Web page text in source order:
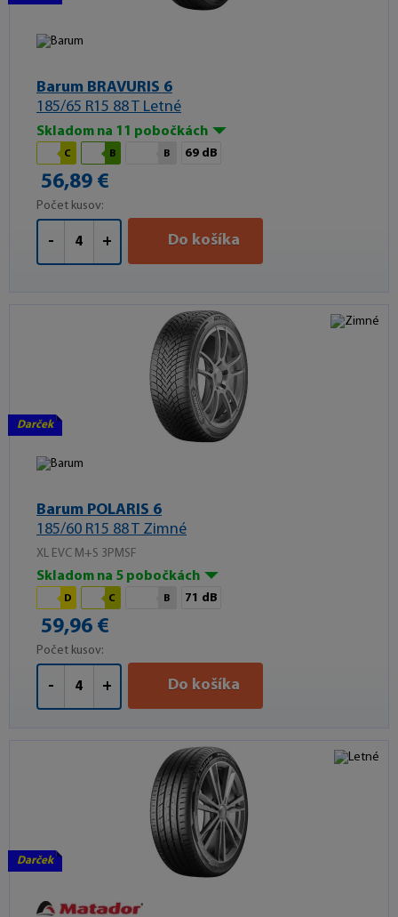
Barum BRAVURIS 6
185/65 R15 88 T Letné
Skladom na 11 pobočkách
C B B 69 dB
56,89 €
Počet kusov:
- + Do košíka
Darček
Barum POLARIS 6
185/60 R15 88 T Zimné
XL EVC M+S 3PMSF
Skladom na 5 pobočkách
D C B 71 dB
59,96 €
Počet kusov:
- + Do košíka
Darček